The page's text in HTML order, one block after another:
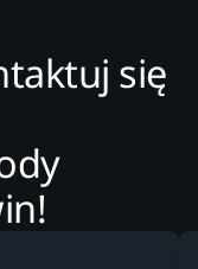
się